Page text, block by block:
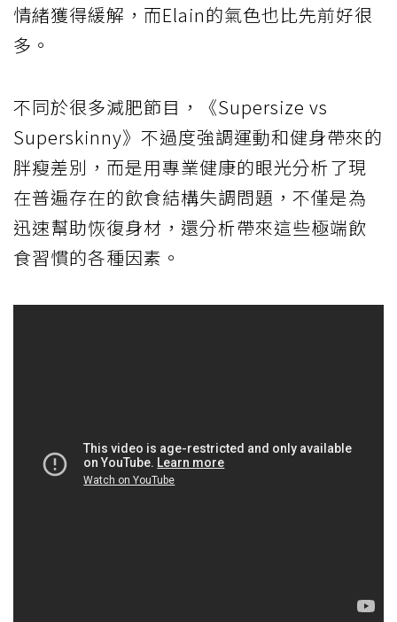
情緒獲得緩解，而Elain的氣色也比先前好很
多。
不同於很多減肥節目，《Supersize vs
Superskinny》不過度強調運動和健身帶來的
胖瘦差別，而是用專業健康的眼光分析了現
在普遍存在的飲食結構失調問題，不僅是為
迅速幫助恢復身材，還分析帶來這些極端飲
食習慣的各種因素。